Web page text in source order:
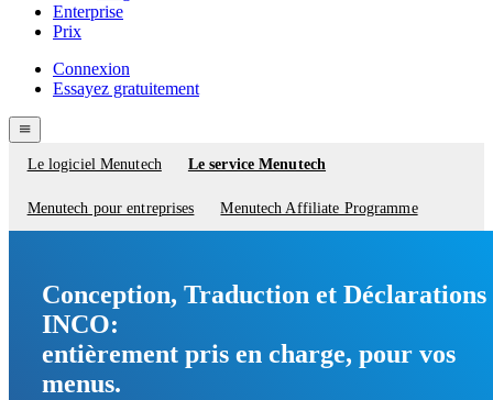
Enterprise
Prix
Menutech
navigation
Connexion
Essayez gratuitement
menu
Service
menu
Le logiciel Menutech Le service Menutech
Menutech pour entreprises Menutech Affiliate Programme
Conception, Traduction et Déclarations
INCO:
entièrement pris en charge, pour vos
menus.